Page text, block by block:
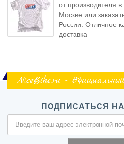
от производителя
Москве или
России. Отличное
доставка
NiceBike.ru -
ПОДПИСАТЬСЯ